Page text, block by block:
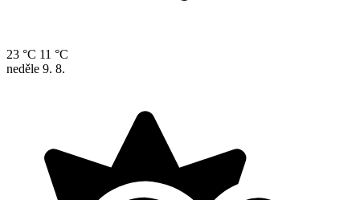
23 °C 11 °C
neděle 9. 8.